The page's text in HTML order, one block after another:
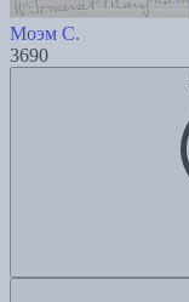
Моэм С.
3690